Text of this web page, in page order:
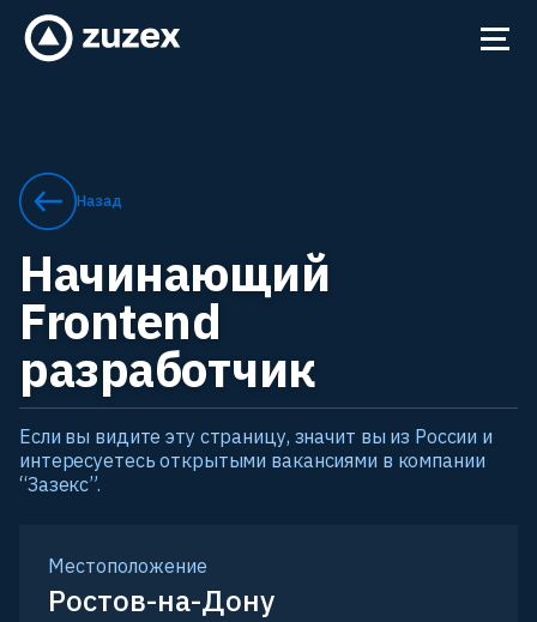
Назад
Начинающий
Frontend
разработчик
Если вы видите эту страницу, значит вы из России и
интересуетесь открытыми вакансиями в компании
“Зазекс”.
Местоположение
Ростов-на-Дону